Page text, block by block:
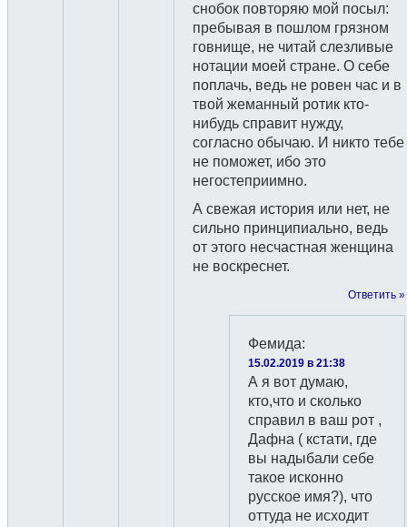
снобок повторяю мой посыл:
пребывая в пошлом грязном
говнище, не читай слезливые
нотации моей стране. О себе
поплачь, ведь не ровен час и в
твой жеманный ротик кто-
нибудь справит нужду,
согласно обычаю. И никто тебе
не поможет, ибо это
негостеприимно.
А свежая история или нет, не
сильно принципиально, ведь
от этого несчастная женщина
не воскреснет.
Ответить »
Фемида:
15.02.2019 в 21:38
А я вот думаю,
кто,что и сколько
справил в ваш рот ,
Дафна ( кстати, где
вы надыбали себе
такое исконно
русское имя?), что
оттуда не исходит